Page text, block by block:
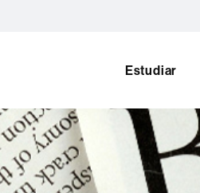
Estudiar